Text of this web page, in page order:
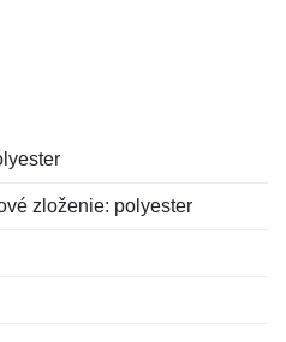
zloženie: polyester